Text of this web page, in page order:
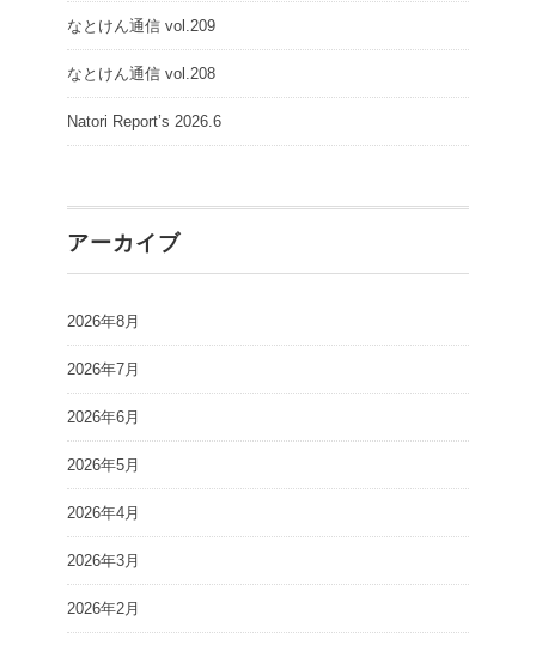
なとけん通信 vol.209
なとけん通信 vol.208
Natori Report’s 2026.6
アーカイブ
2026年8月
2026年7月
2026年6月
2026年5月
2026年4月
2026年3月
2026年2月